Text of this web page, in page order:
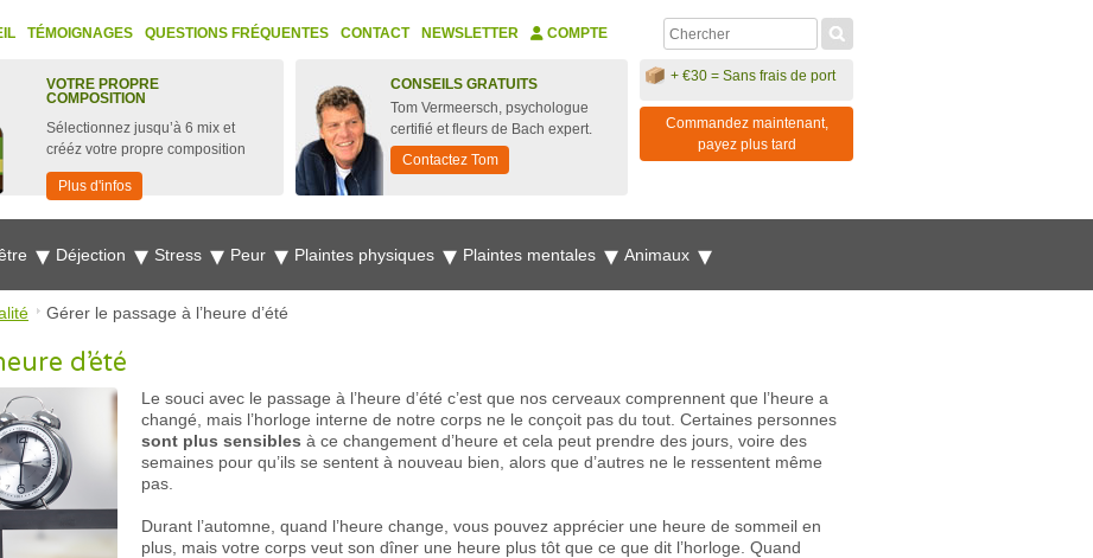
TÉMOIGNAGES QUESTIONS FRÉQUENTES CONTACT NEWSLETTER COMPTE
VOTRE PROPRE
COMPOSITION
Sélectionnez jusqu’à 6 mix et
crééz votre propre composition
Plus d'infos
CONSEILS GRATUITS
Tom Vermeersch, psychologue
certifié et fleurs de Bach expert.
Contactez Tom
+ €30 = Sans frais de port
Commandez maintenant,
payez plus tard
Déjection Stress Peur Plaintes physiques Plaintes mentales Animaux
Gérer le passage à l’heure d’été
d’été
Le souci avec le passage à l’heure d’été c’est que nos cerveaux comprennent que l’heure a
changé, mais l’horloge interne de notre corps ne le conçoit pas du tout. Certaines personnes
sont plus sensibles à ce changement d’heure et cela peut prendre des jours, voire des
semaines pour qu’ils se sentent à nouveau bien, alors que d’autres ne le ressentent même
pas.
Durant l’automne, quand l’heure change, vous pouvez apprécier une heure de sommeil en
plus, mais votre corps veut son dîner une heure plus tôt que ce que dit l’horloge. Quand